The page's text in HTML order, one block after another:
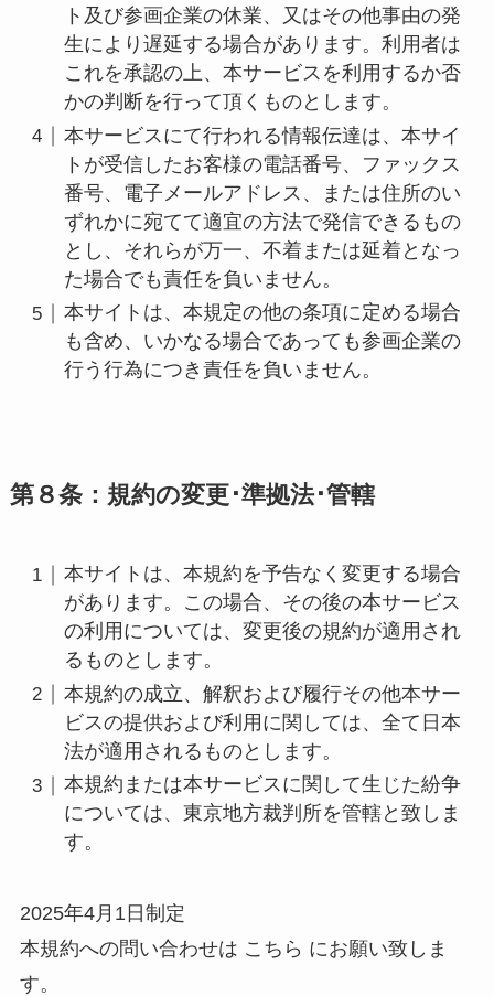
ト及び参画企業の休業、又はその他事由の発
生により遅延する場合があります。利用者は
これを承認の上、本サービスを利用するか否
かの判断を行って頂くものとします。
本サービスにて行われる情報伝達は、本サイ
トが受信したお客様の電話番号、ファックス
番号、電子メールアドレス、または住所のい
ずれかに宛てて適宜の方法で発信できるもの
とし、それらが万一、不着または延着となっ
た場合でも責任を負いません。
本サイトは、本規定の他の条項に定める場合
も含め、いかなる場合であっても参画企業の
行う行為につき責任を負いません。
第８条：規約の変更･準拠法･管轄
本サイトは、本規約を予告なく変更する場合
があります。この場合、その後の本サービス
の利用については、変更後の規約が適用され
るものとします。
本規約の成立、解釈および履行その他本サー
ビスの提供および利用に関しては、全て日本
法が適用されるものとします。
本規約または本サービスに関して生じた紛争
については、東京地方裁判所を管轄と致しま
す。
2025年4月1日制定
本規約への問い合わせは こちら にお願い致しま
す。